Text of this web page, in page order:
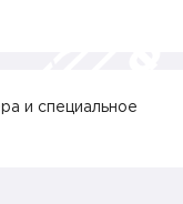
и специальное